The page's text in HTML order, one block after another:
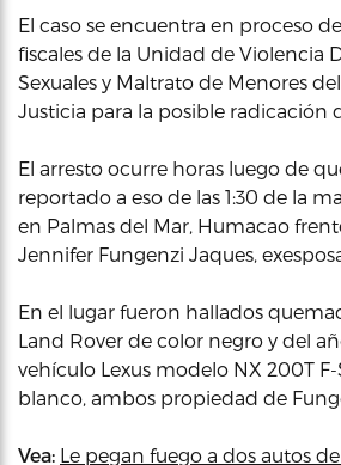
El caso se encuentra en proceso
fiscales de la Unidad de Violencia
Sexuales y Maltrato de Menores
Justicia para la posible radicación
El arresto ocurre horas luego de
reportado a eso de las 1:30 de la
en Palmas del Mar, Humacao
Jennifer Fungenzi Jaques,
En el lugar fueron hallados
Land Rover de color negro y del
vehículo Lexus modelo NX 200T
blanco, ambos propiedad de
Vea: Le pegan fuego a dos autos